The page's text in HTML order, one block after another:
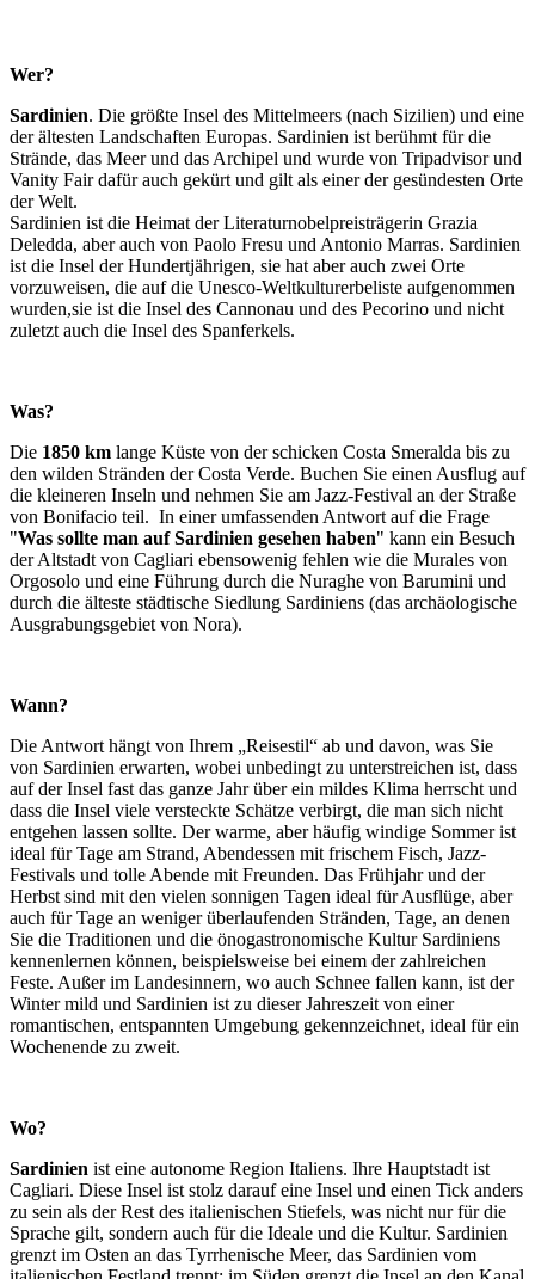
Wer?
Sardinien. Die größte Insel des Mittelmeers (nach Sizilien) und eine
der ältesten Landschaften Europas. Sardinien ist berühmt für die
Strände, das Meer und das Archipel und wurde von Tripadvisor und
Vanity Fair dafür auch gekürt und gilt als einer der gesündesten Orte
der Welt.
Sardinien ist die Heimat der Literaturnobelpreisträgerin Grazia
Deledda, aber auch von Paolo Fresu und Antonio Marras. Sardinien
ist die Insel der Hundertjährigen, sie hat aber auch zwei Orte
vorzuweisen, die auf die Unesco-Weltkulturerbeliste aufgenommen
wurden,sie ist die Insel des Cannonau und des Pecorino und nicht
zuletzt auch die Insel des Spanferkels.
Was?
Die 1850 km lange Küste von der schicken Costa Smeralda bis zu
den wilden Stränden der Costa Verde. Buchen Sie einen Ausflug auf
die kleineren Inseln und nehmen Sie am Jazz-Festival an der Straße
von Bonifacio teil. In einer umfassenden Antwort auf die Frage
"Was sollte man auf Sardinien gesehen haben" kann ein Besuch
der Altstadt von Cagliari ebensowenig fehlen wie die Murales von
Orgosolo und eine Führung durch die Nuraghe von Barumini und
durch die älteste städtische Siedlung Sardiniens (das archäologische
Ausgrabungsgebiet von Nora).
Wann?
Die Antwort hängt von Ihrem „Reisestil“ ab und davon, was Sie
von Sardinien erwarten, wobei unbedingt zu unterstreichen ist, dass
auf der Insel fast das ganze Jahr über ein mildes Klima herrscht und
dass die Insel viele versteckte Schätze verbirgt, die man sich nicht
entgehen lassen sollte. Der warme, aber häufig windige Sommer ist
ideal für Tage am Strand, Abendessen mit frischem Fisch, Jazz-
Festivals und tolle Abende mit Freunden. Das Frühjahr und der
Herbst sind mit den vielen sonnigen Tagen ideal für Ausflüge, aber
auch für Tage an weniger überlaufenden Stränden, Tage, an denen
Sie die Traditionen und die önogastronomische Kultur Sardiniens
kennenlernen können, beispielsweise bei einem der zahlreichen
Feste. Außer im Landesinnern, wo auch Schnee fallen kann, ist der
Winter mild und Sardinien ist zu dieser Jahreszeit von einer
romantischen, entspannten Umgebung gekennzeichnet, ideal für ein
Wochenende zu zweit.
Wo?
Sardinien ist eine autonome Region Italiens. Ihre Hauptstadt ist
Cagliari. Diese Insel ist stolz darauf eine Insel und einen Tick anders
zu sein als der Rest des italienischen Stiefels, was nicht nur für die
Sprache gilt, sondern auch für die Ideale und die Kultur. Sardinien
grenzt im Osten an das Tyrrhenische Meer, das Sardinien vom